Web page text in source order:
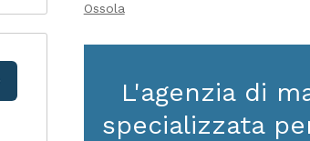
Ossola
L'agenzia di
specializzata